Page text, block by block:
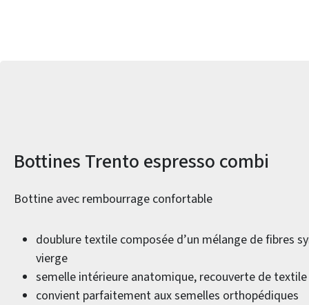
Informations sur le produit
Bottines Trento espresso combi
Bottine avec rembourrage confortable
doublure textile composée d’un mélange de fibres
vierge
semelle intérieure anatomique, recouverte de textile
convient parfaitement aux semelles orthopédiques